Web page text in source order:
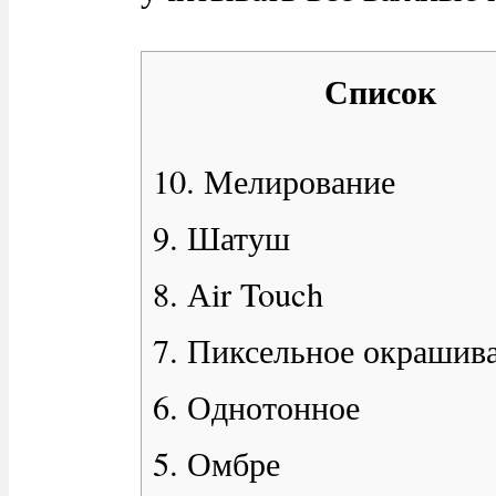
Список
10. Мелирование
9. Шатуш
8. Аir Touch
7. Пиксельное
6. Однотонное
5. Омбре